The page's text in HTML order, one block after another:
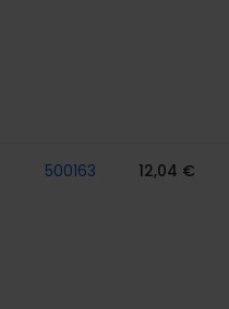
500163 12,04 €